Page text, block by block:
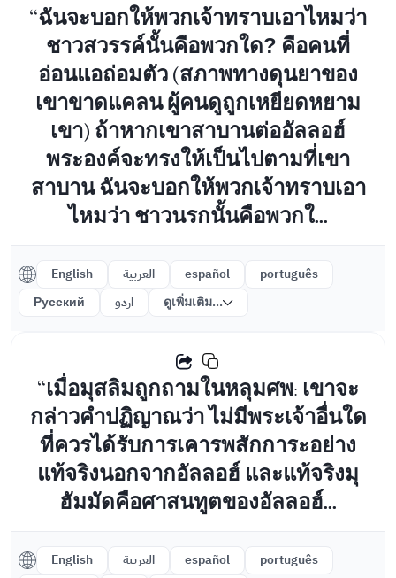
“ฉันจะบอกให้พวกเจ้าทราบเอาไหมว่า
ชาวสวรรค์นั้นคือพวกใด? คือคนที่
อ่อนแอถ่อมตัว (สภาพทางดุนยาของ
เขาขาดแคลน ผู้คนดูถูกเหยียดหยาม
เขา) ถ้าหากเขาสาบานต่ออัลลอฮ์
พระองค์จะทรงให้เป็นไปตามที่เขา
สาบาน ฉันจะบอกให้พวกเจ้าทราบเอา
ไหมว่า ชาวนรกนั้นคือพวกใ...
English العربية español
português
Русский
اردو ดูเพิ่มเติม...
“เมื่อมุสลิมถูกถามในหลุมศพ: เขาจะ
กล่าวคำปฏิญาณว่า ไม่มีพระเจ้าอื่นใด
ที่ควรได้รับการเคารพสักการะอย่าง
แท้จริงนอกจากอัลลอฮ์ และแท้จริงมุ
ฮัมมัดคือศาสนทูตของอัลลอฮ์...
English العربية español
português